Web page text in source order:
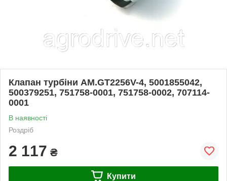
Клапан турбіни AM.GT2256V-4, 5001855042,
500379251, 751758-0001, 751758-0002, 707114-
0001
В наявності
Роздріб
2 117 ₴
Купити